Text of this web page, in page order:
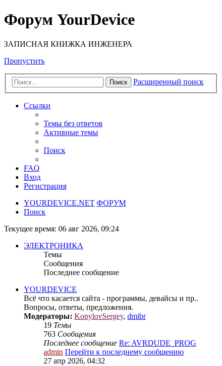
Форум YourDevice
ЗАПИСНАЯ КНИЖКА ИНЖЕНЕРА
Пропустить
Поиск Расширенный поиск
Ссылки
Темы без ответов
Активные темы
Поиск
FAQ
Вход
Регистрация
YOURDEVICE.NET ФОРУМ
Поиск
Текущее время: 06 авг 2026, 09:24
ЭЛЕКТРОНИКА
Темы
Сообщения
Последнее сообщение
YOURDEVICE
Всё что касается сайта - программы, девайсы и пр..
Вопросы, ответы, предложения.
Модераторы: KopylovSergey, dmibr
19 Темы
763 Сообщения
Последнее сообщение Re: AVRDUDE_PROG
admin Перейти к последнему сообщению
27 апр 2026, 04:32